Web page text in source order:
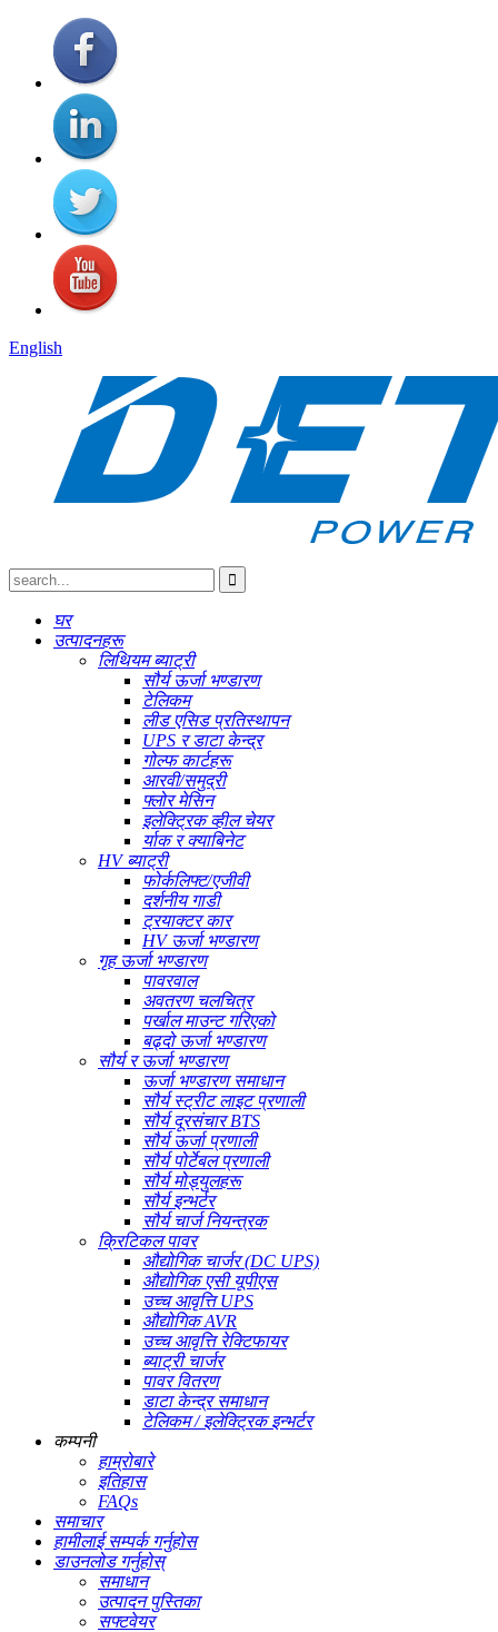
English
घर
उत्पादनहरू
लिथियम ब्याट्री
सौर्य ऊर्जा भण्डारण
टेलिकम
लीड एसिड प्रतिस्थापन
UPS र डाटा केन्द्र
गोल्फ कार्टहरू
आरवी/समुद्री
फ्लोर मेसिन
इलेक्ट्रिक व्हील चेयर
र्याक र क्याबिनेट
HV ब्याट्री
फोर्कलिफ्ट/एजीवी
दर्शनीय गाडी
ट्रयाक्टर कार
HV ऊर्जा भण्डारण
गृह ऊर्जा भण्डारण
पावरवाल
अवतरण चलचित्र
पर्खाल माउन्ट गरिएको
बढ्दो ऊर्जा भण्डारण
सौर्य र ऊर्जा भण्डारण
ऊर्जा भण्डारण समाधान
सौर्य स्ट्रीट लाइट प्रणाली
सौर्य दूरसंचार BTS
सौर्य ऊर्जा प्रणाली
सौर्य पोर्टेबल प्रणाली
सौर्य मोड्युलहरू
सौर्य इन्भर्टर
सौर्य चार्ज नियन्त्रक
क्रिटिकल पावर
औद्योगिक चार्जर (DC UPS)
औद्योगिक एसी यूपीएस
उच्च आवृत्ति UPS
औद्योगिक AVR
उच्च आवृत्ति रेक्टिफायर
ब्याट्री चार्जर
पावर वितरण
डाटा केन्द्र समाधान
टेलिकम / इलेक्ट्रिक इन्भर्टर
कम्पनी
हाम्रोबारे
इतिहास
FAQs
समाचार
हामीलाई सम्पर्क गर्नुहोस
डाउनलोड गर्नुहोस्
समाधान
उत्पादन पुस्तिका
सफ्टवेयर